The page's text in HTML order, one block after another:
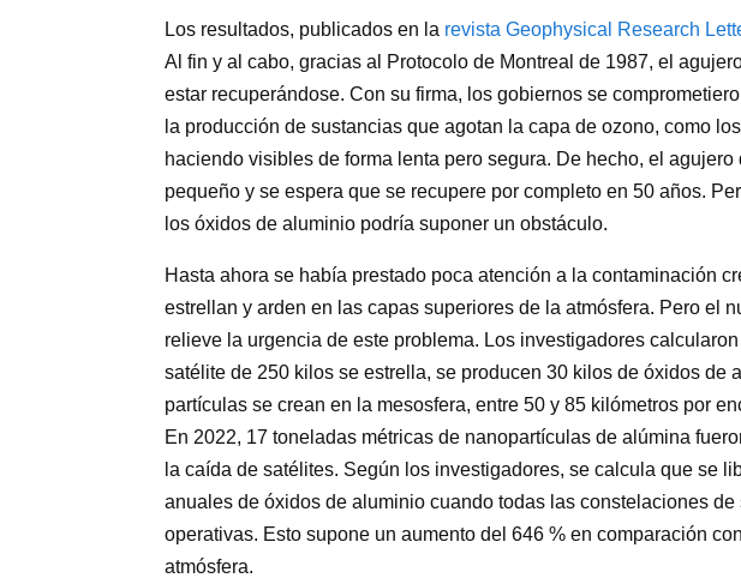
Los resultados, publicados en la revista Geophysical Research
Al fin y al cabo, gracias al Protocolo de Montreal de 1987, el
estar recuperándose. Con su firma, los gobiernos se
la producción de sustancias que agotan la capa de ozono, como
haciendo visibles de forma lenta pero segura. De hecho, el
pequeño y se espera que se recupere por completo en 50 años.
los óxidos de aluminio podría suponer un obstáculo.
Hasta ahora se había prestado poca atención a la contaminación
estrellan y arden en las capas superiores de la atmósfera. Pero el
relieve la urgencia de este problema. Los investigadores
satélite de 250 kilos se estrella, se producen 30 kilos de óxidos de
partículas se crean en la mesosfera, entre 50 y 85 kilómetros por
En 2022, 17 toneladas métricas de nanopartículas de alúmina
la caída de satélites. Según los investigadores, se calcula que se
anuales de óxidos de aluminio cuando todas las constelaciones de
operativas. Esto supone un aumento del 646 % en comparación
atmósfera.